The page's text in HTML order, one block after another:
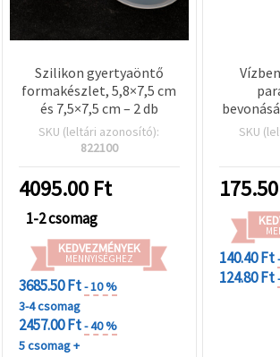
Szilikon gyertyaöntő
formakészlet, 5,8×7,5 cm
és 7,5×7,5 cm – 2 db
SKU (leltári azonosító):
822100
4095.00 Ft
1-2 csomag
KEDVEZMÉNYEK
MENNYISÉGHEZ
3685.50 Ft- 10 %
3-4 csomag
2457.00 Ft- 40 %
5 csomag +
SKU
175.50
140.40 Ft
124.80 Ft